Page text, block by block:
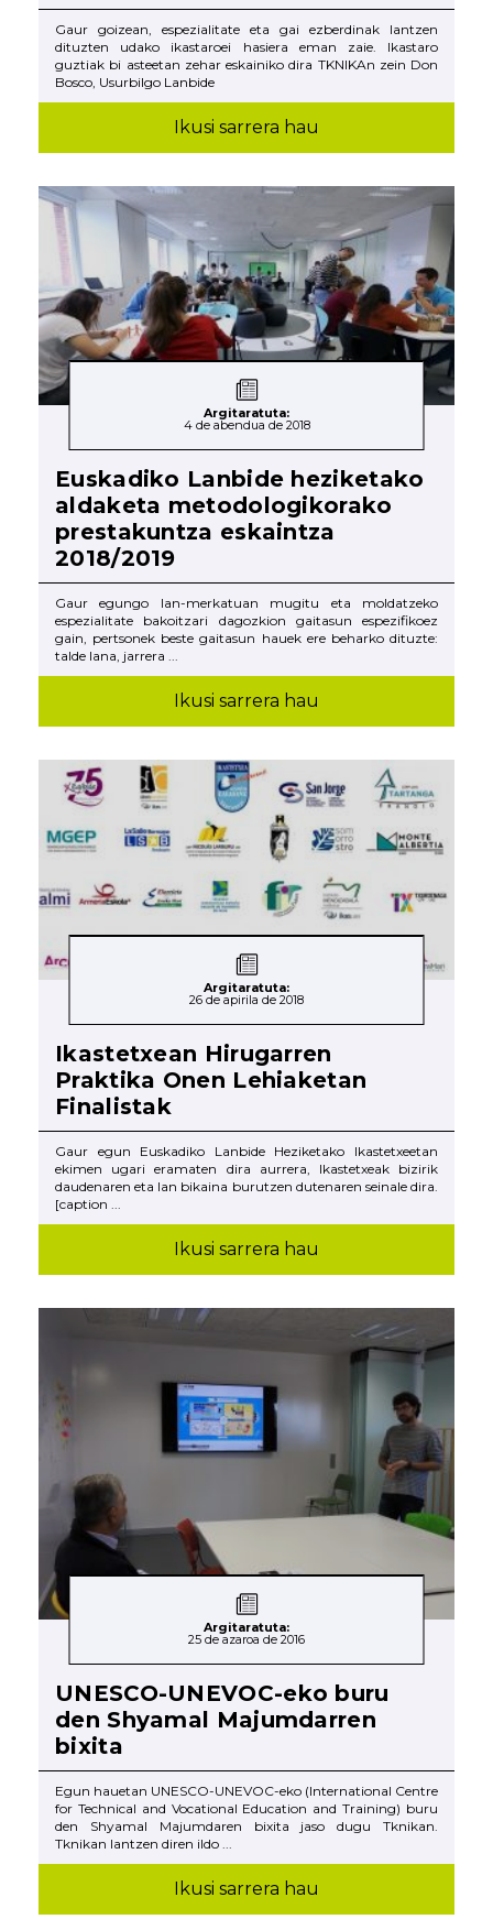
Gaur goizean, espezialitate eta gai ezberdinak lantzen
dituzten udako ikastaroei hasiera eman zaie. Ikastaro
guztiak bi asteetan zehar eskainiko dira TKNIKAn zein Don
Bosco, Usurbilgo Lanbide
Ikusi sarrera hau
Argitaratuta:
4 de abendua de 2018
Euskadiko Lanbide heziketako
aldaketa metodologikorako
prestakuntza eskaintza
2018/2019
Gaur egungo lan-merkatuan mugitu eta moldatzeko
espezialitate bakoitzari dagozkion gaitasun espezifikoez
gain, pertsonek beste gaitasun hauek ere beharko dituzte:
talde lana, jarrera ...
Ikusi sarrera hau
Argitaratuta:
26 de apirila de 2018
Ikastetxean Hirugarren
Praktika Onen Lehiaketan
Finalistak
Gaur egun Euskadiko Lanbide Heziketako Ikastetxeetan
ekimen ugari eramaten dira aurrera, Ikastetxeak bizirik
daudenaren eta lan bikaina burutzen dutenaren seinale dira.
[caption ...
Ikusi sarrera hau
Argitaratuta:
25 de azaroa de 2016
UNESCO-UNEVOC-eko buru
den Shyamal Majumdarren
bixita
Egun hauetan UNESCO-UNEVOC-eko (International Centre
for Technical and Vocational Education and Training) buru
den Shyamal Majumdaren bixita jaso dugu Tknikan.
Tknikan lantzen diren ildo ...
Ikusi sarrera hau